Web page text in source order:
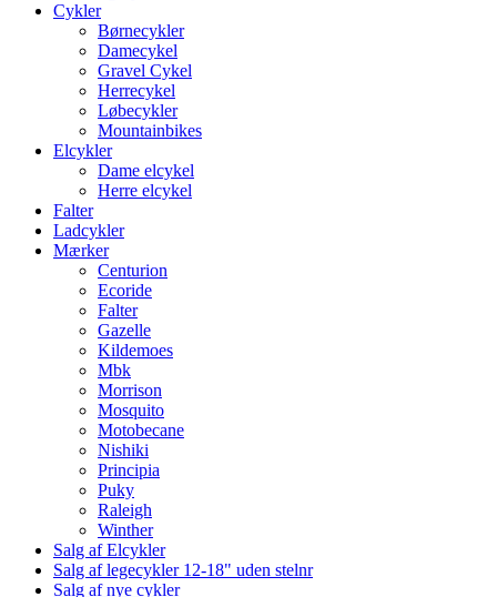
Cykler
Børnecykler
Damecykel
Gravel Cykel
Herrecykel
Løbecykler
Mountainbikes
Elcykler
Dame elcykel
Herre elcykel
Falter
Ladcykler
Mærker
Centurion
Ecoride
Falter
Gazelle
Kildemoes
Mbk
Morrison
Mosquito
Motobecane
Nishiki
Principia
Puky
Raleigh
Winther
Salg af Elcykler
Salg af legecykler 12-18" uden stelnr
Salg af nye cykler